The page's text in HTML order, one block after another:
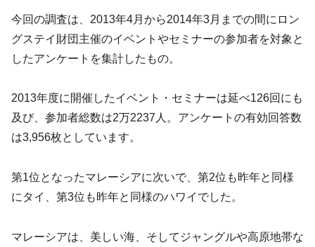
今回の調査は、2013年4月から2014年3月までの間にロン
グステイ財団主催のイベントやセミナーの参加者を対象と
したアンケートを集計したもの。
2013年度に開催したイベント・セミナーは延べ126回にも
及び、参加者総数は2万2237人。アンケートの有効回答数
は3,956枚としています。
第1位となったマレーシアに次いで、第2位も昨年と同様
にタイ、第3位も昨年と同様のハワイでした。
マレーシアは、美しい海、そしてジャングルや高原地帯な